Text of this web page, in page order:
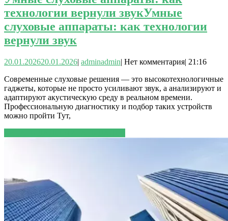
технологии вернули звукУмные
слуховые аппараты: как технологии
вернули звук
20.01.202620.01.2026| adminadmin| Нет комментария| 21:16
Современные слуховые решения — это высокотехнологичные
гаджеты, которые не просто усиливают звук, а анализируют и
адаптируют акустическую среду в реальном времени.
Профессиональную диагностику и подбор таких устройств
можно пройти Тут,